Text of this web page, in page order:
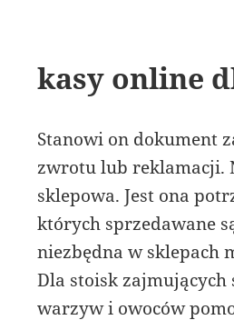
kasy online
Stanowi on dokument
zwrotu lub reklamacji.
sklepowa. Jest ona
których sprzedawane
niezbędna w sklepach
Dla stoisk zajmujących
warzyw i owoców